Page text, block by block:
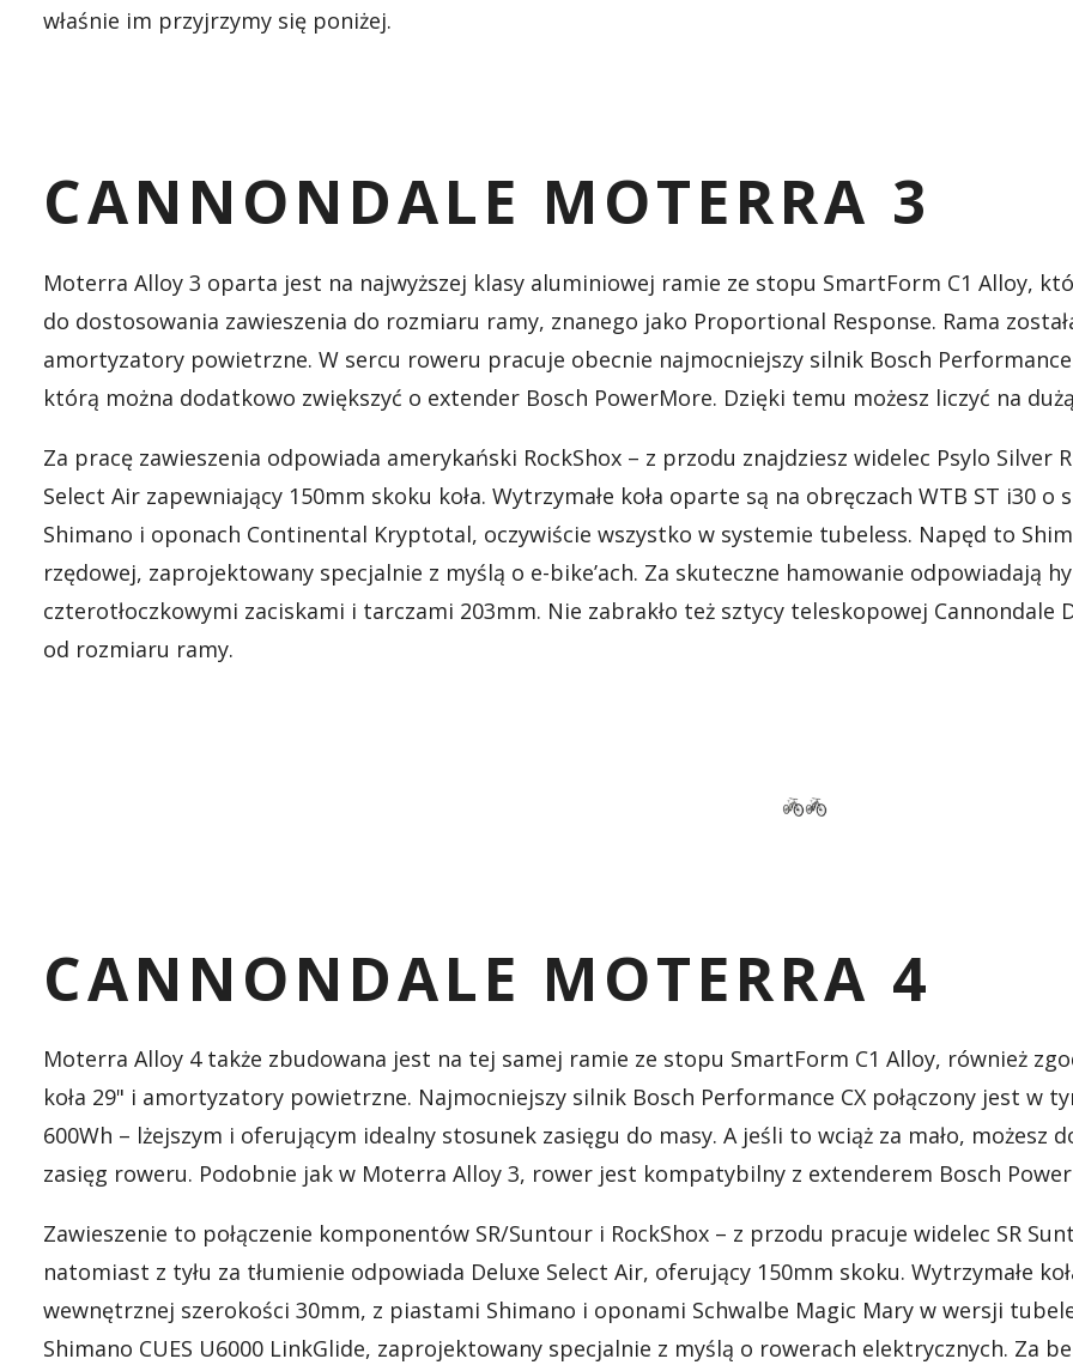
właśnie im przyjrzymy się poniżej.
CANNONDALE MOTERRA 3
Moterra Alloy 3 oparta jest na najwyższej klasy aluminiowej ramie ze stopu SmartForm C1 Alloy,
do dostosowania zawieszenia do rozmiaru ramy, znanego jako Proportional Response. Rama
amortyzatory powietrzne. W sercu roweru pracuje obecnie najmocniejszy silnik Bosch
którą można dodatkowo zwiększyć o extender Bosch PowerMore. Dzięki temu możesz liczyć na
Za pracę zawieszenia odpowiada amerykański RockShox – z przodu znajdziesz widelec Psylo Silver
Select Air zapewniający 150mm skoku koła. Wytrzymałe koła oparte są na obręczach WTB ST i30
Shimano i oponach Continental Kryptotal, oczywiście wszystko w systemie tubeless. Napęd to
rzędowej, zaprojektowany specjalnie z myślą o e-bike’ach. Za skuteczne hamowanie odpowiadają
czterotłoczkowymi zaciskami i tarczami 203mm. Nie zabrakło też sztycy teleskopowej Cannondale
od rozmiaru ramy.
CANNONDALE MOTERRA 4
Moterra Alloy 4 także zbudowana jest na tej samej ramie ze stopu SmartForm C1 Alloy, również
koła 29" i amortyzatory powietrzne. Najmocniejszy silnik Bosch Performance CX połączony jest
600Wh – lżejszym i oferującym idealny stosunek zasięgu do masy. A jeśli to wciąż za mało,
zasięg roweru. Podobnie jak w Moterra Alloy 3, rower jest kompatybilny z extenderem Bosch
Zawieszenie to połączenie komponentów SR/Suntour i RockShox – z przodu pracuje widelec SR
natomiast z tyłu za tłumienie odpowiada Deluxe Select Air, oferujący 150mm skoku. Wytrzymałe
wewnętrznej szerokości 30mm, z piastami Shimano i oponami Schwalbe Magic Mary w wersji
Shimano CUES U6000 LinkGlide, zaprojektowany specjalnie z myślą o rowerach elektrycznych. Za